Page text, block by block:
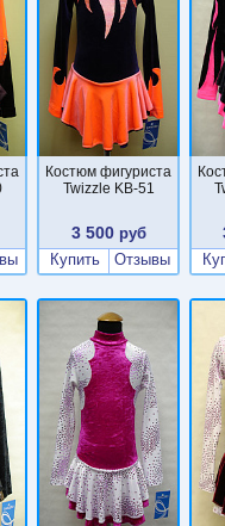
Костюм фигуриста
Twizzle KB-51
3 500руб
Купить
Отзывы